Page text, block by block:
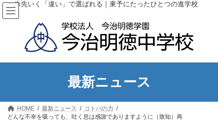
コ
ン
テ
キ
ナ
ビ
ゲ
に
一歩先いく「違い」で選ばれる｜東予にたったひとつの進学校
最新ニュース
HOME 最新ニュース
コトバの力
どんな不幸を吸っても、吐く息は感謝でありますように（致知）再